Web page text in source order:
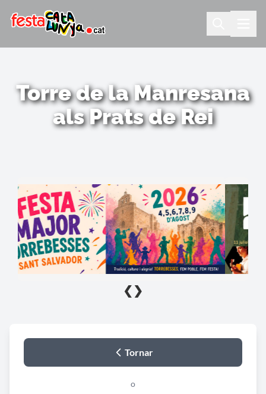
Torre de la Manresana
als Prats de Rei
❮ ❯
Tornar
o